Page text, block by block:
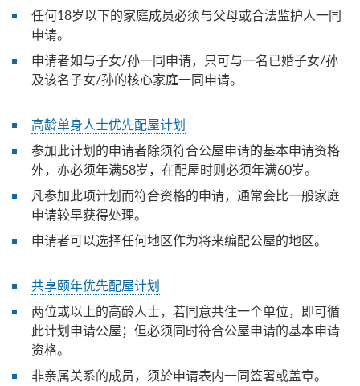
任何18岁以下的家庭成员必须与父母或合法监护人一同
申请。
申请者如与子女/孙一同申请，只可与一名已婚子女/孙
及该名子女/孙的核心家庭一同申请。
高龄单身人士优先配屋计划
参加此计划的申请者除须符合公屋申请的基本申请资格
外，亦必须年满58岁，在配屋时则必须年满60岁。
凡参加此项计划而符合资格的申请，通常会比一般家庭
申请较早获得处理。
申请者可以选择任何地区作为将来编配公屋的地区。
共享颐年优先配屋计划
两位或以上的高龄人士，若同意共住一个单位，即可循
此计划申请公屋；但必须同时符合公屋申请的基本申请
资格。
非亲属关系的成员，须於申请表内一同签署或盖章。